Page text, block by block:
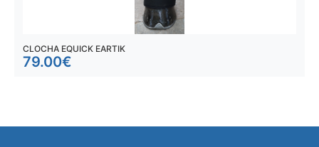
CLOCHA EQUICK EARTIK
79.00€